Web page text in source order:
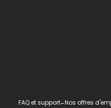
FAQ et support-Nos offres